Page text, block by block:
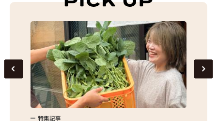
特集記事